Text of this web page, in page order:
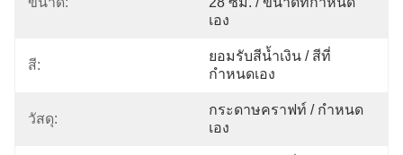
เอง
สี:
ยอมรับสีน้ำเงิน / สีที่
กำหนดเอง
วัสดุ:
กระดาษคราฟท์ / กำหนด
เอง